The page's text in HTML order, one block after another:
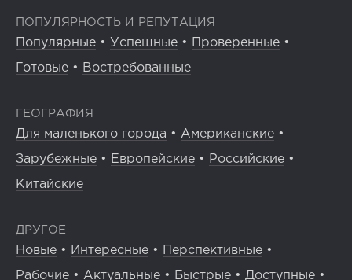
ПОПУЛЯРНОСТЬ И РЕПУТАЦИЯ
Популярные • Успешные • Проверенные •
Готовые • Востребованные
ГЕОГРАФИЯ
Для маленького города • Американские •
Зарубежные • Европейские • Российские •
Китайские
ДРУГОЕ
Новые • Интересные • Перспективные •
Рабочие • Актуальные • Быстрые • Доступные •